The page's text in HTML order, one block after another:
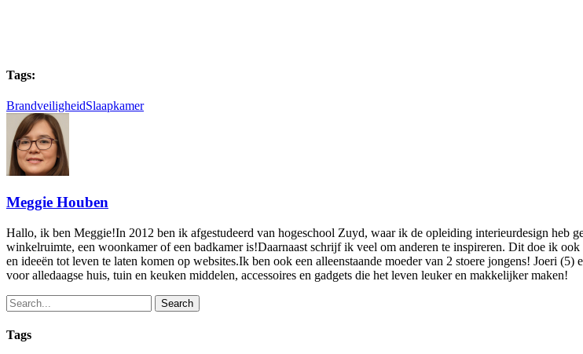
Tags:
BrandveiligheidSlaapkamer
Meggie Houben
Hallo, ik ben Meggie!In 2012 ben ik afgestudeerd van hogeschool Zuyd, waar ik de opleiding interieurdesign heb
winkelruimte, een woonkamer of een badkamer is!Daarnaast schrijf ik veel om anderen te inspireren. Dit doe ik
en ideeën tot leven te laten komen op websites.Ik ben ook een alleenstaande moeder van 2 stoere jongens! Joeri
voor alledaagse huis, tuin en keuken middelen, accessoires en gadgets die het leven leuker en makkelijker maken!
Search
Tags